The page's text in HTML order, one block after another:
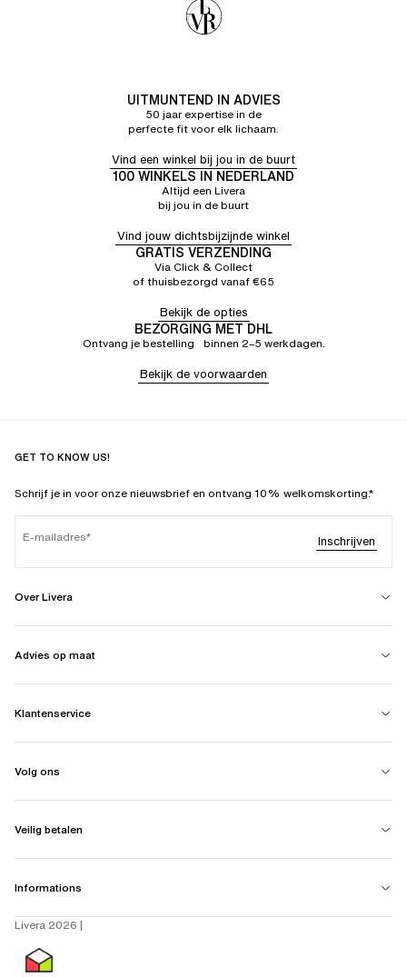
UITMUNTEND IN ADVIES
50 jaar expertise in de
perfecte fit voor elk lichaam.
Vind een winkel bij jou in de buurt
100 WINKELS IN NEDERLAND
Altijd een Livera
bij jou in de buurt
Vind jouw dichtsbijzijnde winkel
GRATIS VERZENDING
Via Click & Collect
of thuisbezorgd vanaf €65
Bekijk de opties
BEZORGING MET DHL
Ontvang je bestelling binnen 2–5 werkdagen.
Bekijk de voorwaarden
GET TO KNOW US!
Schrijf je in voor onze nieuwsbrief en ontvang 10% welkomskorting.*
E-mailadres Inschrijven
Over Livera
Advies op maat
Klantenservice
Volg ons
Veilig betalen
Informations
Livera 2026 |